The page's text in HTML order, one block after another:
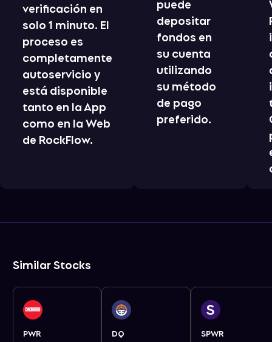
verificación en
solo 1 minuto. El
proceso es
completamente
autoservicio y
está disponible
tanto en la App
como en la Web
de RockFlow.
puede
depositar
fondos en
su cuenta
utilizando
su método
de pago
preferido.
Similar Stocks
PWR DQ SPWR